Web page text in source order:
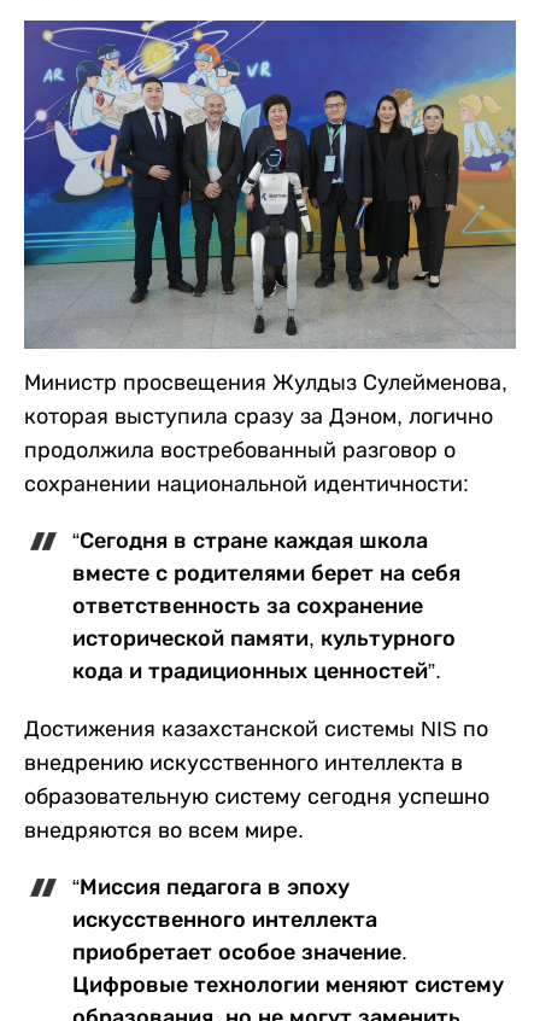
Министр просвещения Жулдыз Сулейменова,
которая выступила сразу за Дэном, логично
продолжила востребованный разговор о
сохранении национальной идентичности:
“Сегодня в стране каждая школа
вместе с родителями берет на себя
ответственность за сохранение
исторической памяти, культурного
кода и традиционных ценностей”.
Достижения казахстанской системы NIS по
внедрению искусственного интеллекта в
образовательную систему сегодня успешно
внедряются во всем мире.
“Миссия педагога в эпоху
искусственного интеллекта
приобретает особое значение.
Цифровые технологии меняют систему